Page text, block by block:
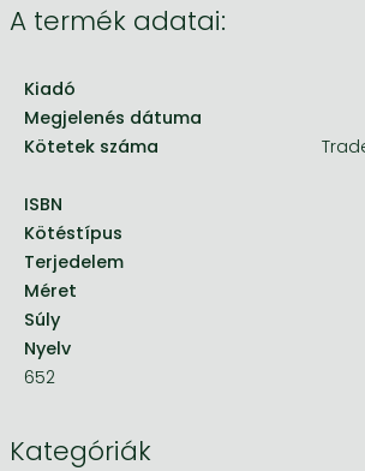
A termék adatai:
Kiadó
Megjelenés dátuma
Kötetek száma
ISBN
Kötéstípus
Terjedelem
Méret
Súly
Nyelv
652
Kategóriák